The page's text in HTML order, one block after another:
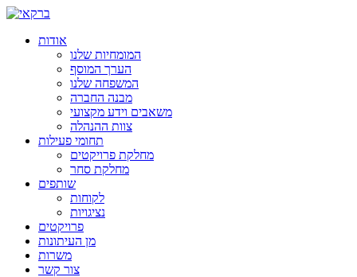
אודות
המומחיות שלנו
הערך המוסף
המשפחה שלנו
מבנה החברה
משאבים וידע מקצועי
צוות ההנהלה
תחומי פעילות
מחלקת פרויקטים
מחלקת סחר
שותפים
לקוחות
נציגויות
פרויקטים
מן העיתונות
משרות
צור קשר